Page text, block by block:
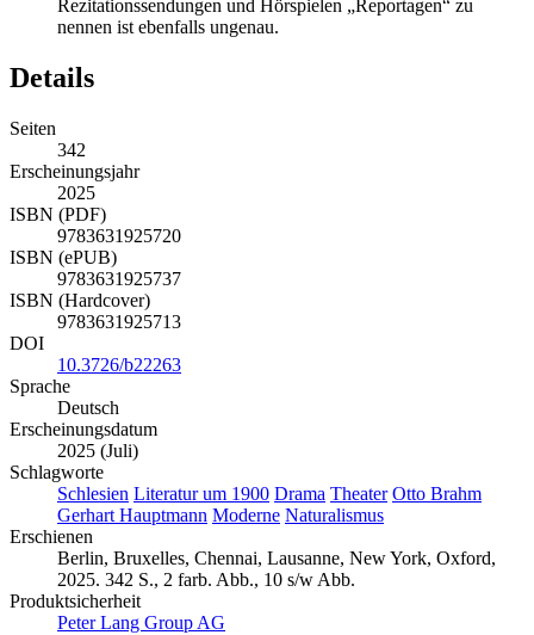
Rezitationssendungen und Hörspielen „Reportagen“ zu
nennen ist ebenfalls ungenau.
Details
Seiten
342
Erscheinungsjahr
2025
ISBN (PDF)
9783631925720
ISBN (ePUB)
9783631925737
ISBN (Hardcover)
9783631925713
DOI
10.3726/b22263
Sprache
Deutsch
Erscheinungsdatum
2025 (Juli)
Schlagworte
Schlesien Literatur um 1900 Drama Theater Otto Brahm
Gerhart Hauptmann Moderne Naturalismus
Erschienen
Berlin, Bruxelles, Chennai, Lausanne, New York, Oxford,
2025. 342 S., 2 farb. Abb., 10 s/w Abb.
Produktsicherheit
Peter Lang Group AG